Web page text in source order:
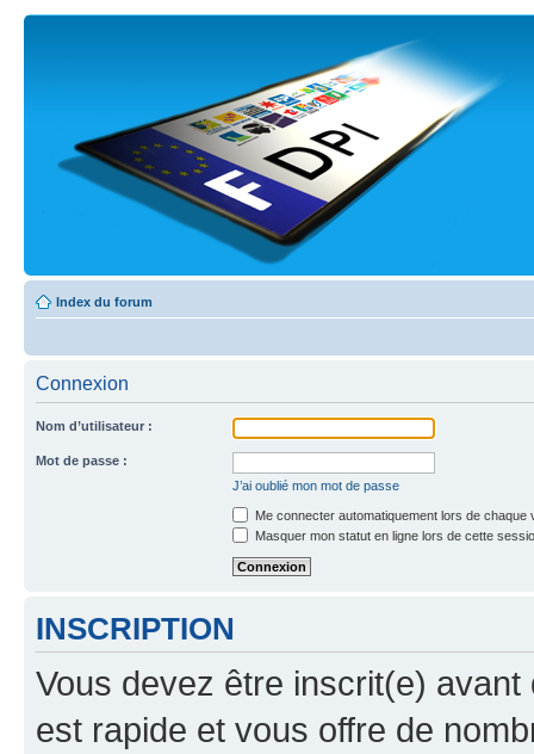
Index du forum
Connexion
Nom d’utilisateur :
Mot de passe :
J’ai oublié mon mot de passe
Me connecter automatiquement lors de chaque
Masquer mon statut en ligne lors de cette
INSCRIPTION
Vous devez être inscrit(e) avant
est rapide et vous offre de